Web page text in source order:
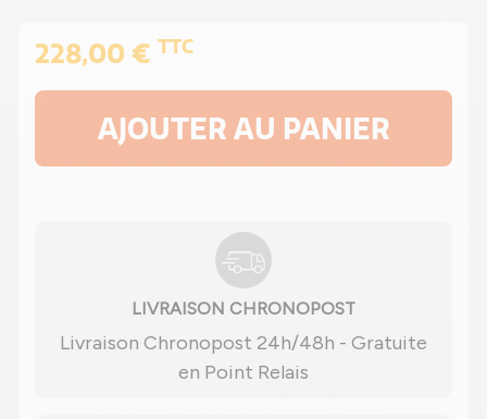
228,00 € TTC
AJOUTER AU PANIER
LIVRAISON CHRONOPOST
Livraison Chronopost 24h/48h - Gratuite
en Point Relais